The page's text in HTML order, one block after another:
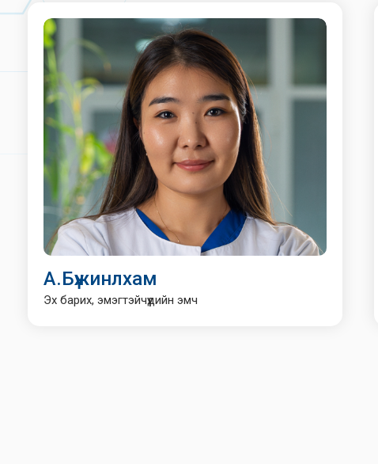
А.Бүжинлхам
Эх барих, эмэгтэйчүүдийн эмч